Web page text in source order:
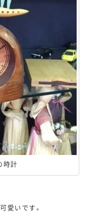
時計
愛いです。